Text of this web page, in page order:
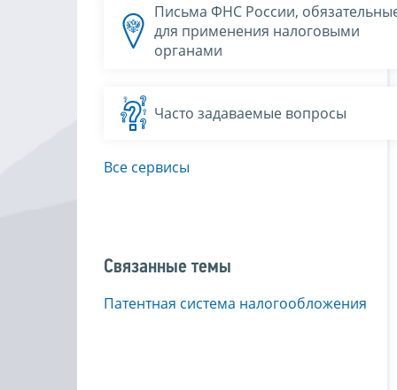
Письма ФНС России,
для применения налоговыми
органами
Часто задаваемые вопросы
Все сервисы
Связанные темы
Патентная система налогообложения